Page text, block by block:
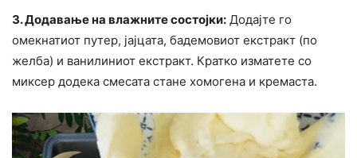
3. Додавање на влажните состојки: Додајте го
омекнатиот путер, јајцата, бадемовиот екстракт (по
желба) и ванилиниот екстракт. Кратко изматете со
миксер додека смесата стане хомогена и кремаста.